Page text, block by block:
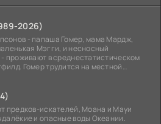
2026)
- папаша Гомер, мама Мардж,
Мэгги, и несносный
проживают в среднестатистическом
Гомер трудится на местной
предков-искателей, Моана и Мауи
и опасные воды Океании.